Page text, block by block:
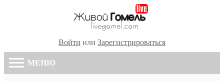
Войти или Зарегистрироваться
МЕНЮ